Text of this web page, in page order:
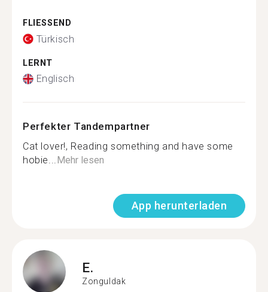
FLIESSEND
Türkisch
LERNT
Englisch
Perfekter Tandempartner
Cat lover!, Reading something and have some
hobie...Mehr lesen
App herunterladen
E.
Zonguldak